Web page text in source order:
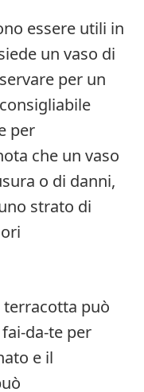
essere utili in
un vaso di
per un
per
che un vaso
o di danni,
strato di
può
da-te per
e il